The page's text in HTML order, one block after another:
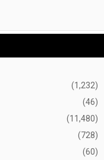
(1,232)
(46)
(11,480)
(728)
(60)